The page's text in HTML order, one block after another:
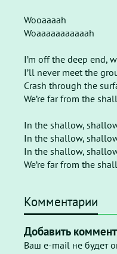
Wooaaaah
Woaaaaaaaaaaah
I’m off the deep end,
I’ll never meet the
Crash through the
We’re far from the
In the shallow,
In the shallow,
In the shallow,
We’re far from the
Комментарии
Добавить
Ваш e-mail не будет